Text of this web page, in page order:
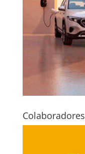
Colaboradores